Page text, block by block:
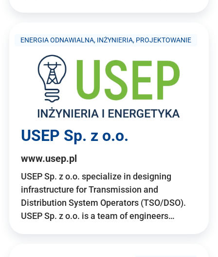
ENERGIA ODNAWIALNA, INŻYNIERIA, PROJEKTOWANIE
USEP Sp. z o.o.
www.usep.pl
USEP Sp. z o.o. specialize in designing
infrastructure for Transmission and
Distribution System Operators (TSO/DSO).
USEP Sp. z o.o. is a team of engineers…